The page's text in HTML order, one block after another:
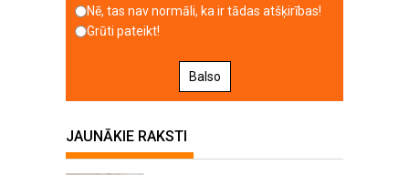
Nē, tas nav normāli, ka ir tādas atšķirības!
Grūti pateikt!
Balso
JAUNĀKIE RAKSTI